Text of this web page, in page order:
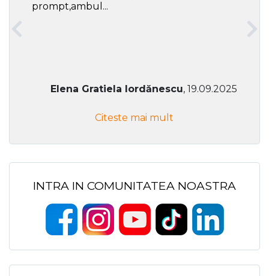
prompt,ambul...
Elena Gratiela Iordănescu, 19.09.2025
Citeste mai mult
INTRA IN COMUNITATEA NOASTRA